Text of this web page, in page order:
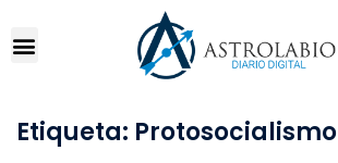
Etiqueta: Protosocialismo